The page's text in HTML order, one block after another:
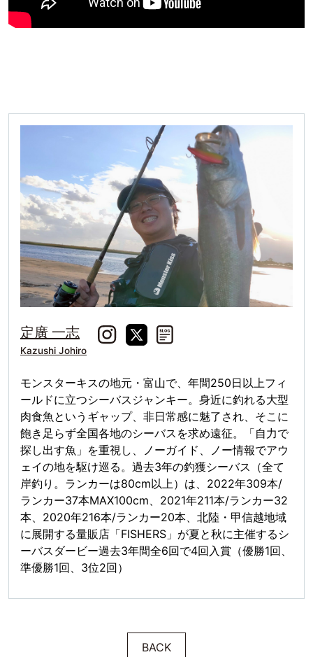
定廣 一志
Kazushi Johiro
モンスターキスの地元・富山で、年間250日以上フィ
ールドに立つシーバスジャンキー。身近に釣れる大型
肉食魚というギャップ、非日常感に魅了され、そこに
飽き足らず全国各地のシーバスを求め遠征。「自力で
探し出す魚」を重視し、ノーガイド、ノー情報でアウ
ェイの地を駆け巡る。過去3年の釣獲シーバス（全て
岸釣り。ランカーは80cm以上）は、2022年309本/
ランカー37本MAX100cm、2021年211本/ランカー32
本、2020年216本/ランカー20本、北陸・甲信越地域
に展開する量販店「FISHERS」が夏と秋に主催するシ
ーバスダービー過去3年間全6回で4回入賞（優勝1回、
準優勝1回、3位2回）
BACK